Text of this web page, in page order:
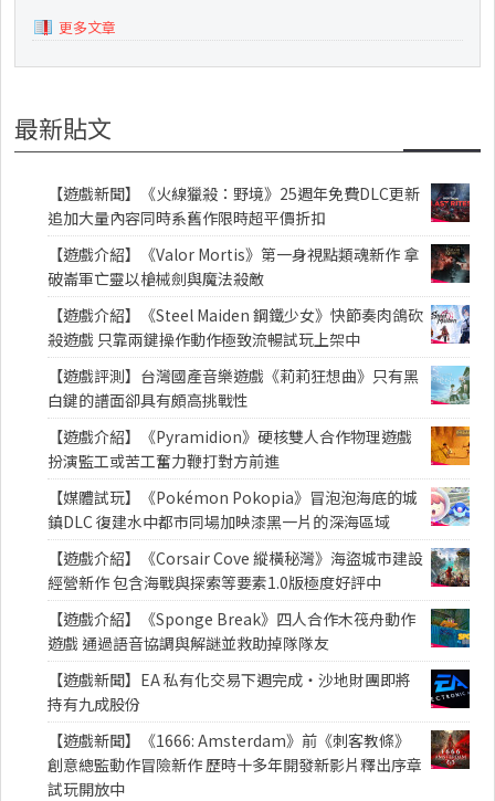
更多文章
最新貼文
【遊戲新聞】《火線獵殺：野境》25週年免費DLC更新
追加大量內容同時系舊作限時超平價折扣
【遊戲介紹】《Valor Mortis》第一身視點類魂新作 拿
破崙軍亡靈以槍械劍與魔法殺敵
【遊戲介紹】《Steel Maiden 鋼鐵少女》快節奏肉鴿砍
殺遊戲 只靠兩鍵操作動作極致流暢試玩上架中
【遊戲評測】台灣國產音樂遊戲《莉莉狂想曲》只有黑
白鍵的譜面卻具有頗高挑戰性
【遊戲介紹】《Pyramidion》硬核雙人合作物理遊戲
扮演監工或苦工奮力鞭打對方前進
【媒體試玩】《Pokémon Pokopia》冒泡泡海底的城
鎮DLC 復建水中都市同場加映漆黑一片的深海區域
【遊戲介紹】《Corsair Cove 縱橫秘灣》海盜城市建設
經營新作 包含海戰與探索等要素1.0版極度好評中
【遊戲介紹】《Sponge Break》四人合作木筏舟動作
遊戲 通過語音協調與解謎並救助掉隊隊友
【遊戲新聞】EA 私有化交易下週完成・沙地財團即將
持有九成股份
【遊戲新聞】《1666: Amsterdam》前《刺客教條》
創意總監動作冒險新作 歷時十多年開發新影片釋出序章
試玩開放中